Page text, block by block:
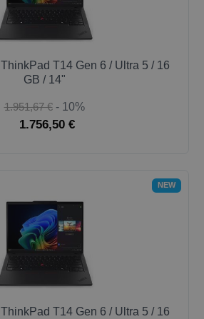
ThinkPad T14 Gen 6 / Ultra 5 / 16
GB / 14"
1.951,67 € - 10%
1.756,50 €
NEW
ThinkPad T14 Gen 6 / Ultra 5 / 16